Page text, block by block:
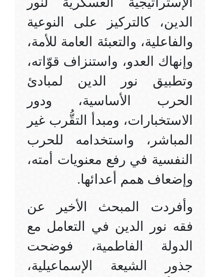
الدين، كالتركيز على النوعية
والفاعلية، والتعبئة العامة للأمة،
وإنهاك العدو، واستنزاف قوّاته،
وتطبيق نور الدين لمبادئ
الحرب الأساسية، ودور
الاستخبارات، ومبدأ التقُّرب غير
المباشر، واستخدامه للحرب
النفسية في رفع معنويات أمته،
وإضعاف همم أعدائها.
وأفردت المبحث الأخير عن
فقه نور الدين في التعامل مع
الدولة الفاطمية، فوضحت
جذور الشيعة الإسماعيلية،